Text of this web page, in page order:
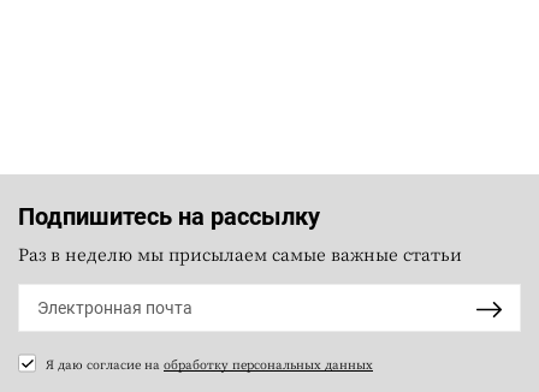
Подпишитесь на рассылку
Раз в неделю мы присылаем самые важные статьи
Я даю согласие на обработку персональных данных